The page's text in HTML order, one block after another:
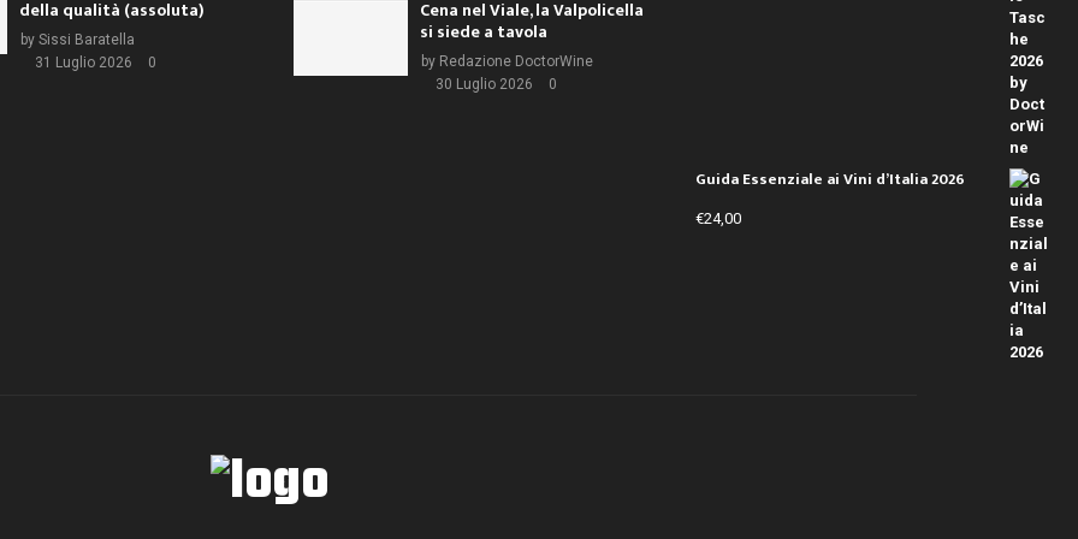
della qualità (assoluta)
by Sissi Baratella
31 Luglio 2026
0
Cena nel Viale, la Valpolicella
si siede a tavola
by Redazione DoctorWine
30 Luglio 2026
0
Guida Essenziale ai Vini d’Italia 2026
€24,00